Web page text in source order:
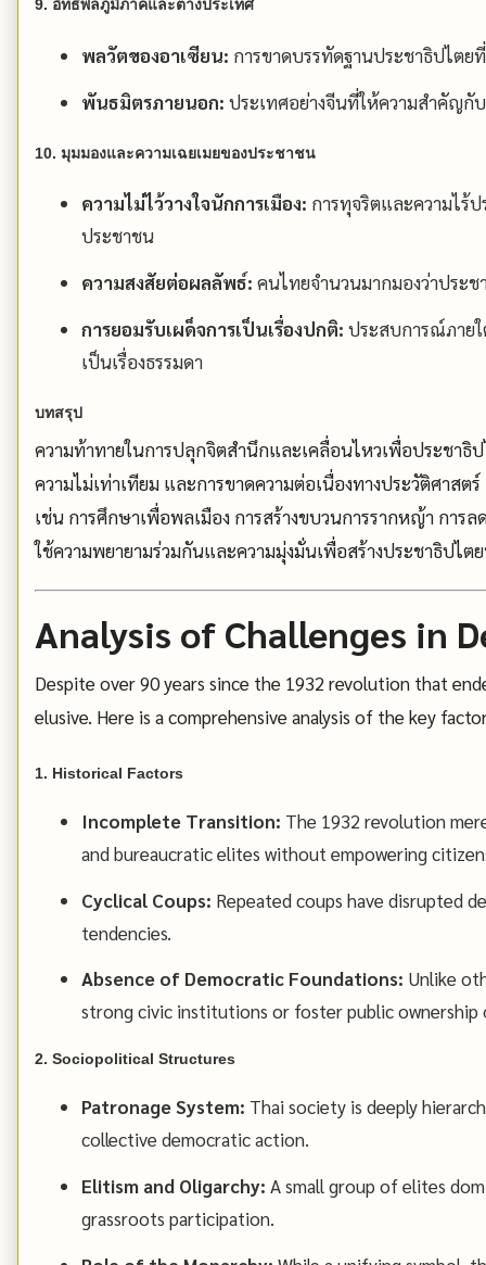
9. อิทธิพลภูมิภาคและต่างประเทศ
พลวัตของอาเซียน: การขาดบรรทัดฐานประชาธิปไตย
พันธมิตรภายนอก: ประเทศอย่างจีนที่ให้ความสำคัญกั
10. มุมมองและความเฉยเมยของประชาชน
ความไม่ไว้วางใจนักการเมือง: การทุจริตและความไร้
ประชาชน
ความสงสัยต่อผลลัพธ์: คนไทยจำนวนมากมองว่าประช
การยอมรับเผด็จการเป็นเรื่องปกติ: ประสบการณ์ภายใ
เป็นเรื่องธรรมดา
บทสรุป
ความท้าทายในการปลุกจิตสำนึกและเคลื่อนไหวเพื่อประชาธิ
ความไม่เท่าเทียม และการขาดความต่อเนื่องทางประวัติศาส
เช่น การศึกษาเพื่อพลเมือง การสร้างขบวนการรากหญ้า การ
ใช้ความพยายามร่วมกันและความมุ่งมั่นเพื่อสร้างประชาธิปไต
Analysis of Challenges in
Despite over 90 years since the 1932 revolution that
elusive. Here is a comprehensive analysis of the key
1. Historical Factors
Incomplete Transition: The 1932 revolution
and bureaucratic elites without empowering
Cyclical Coups: Repeated coups have disrupted
tendencies.
Absence of Democratic Foundations: Unlike
strong civic institutions or foster public ownership
2. Sociopolitical Structures
Patronage System: Thai society is deeply
collective democratic action.
Elitism and Oligarchy: A small group of elites
grassroots participation.